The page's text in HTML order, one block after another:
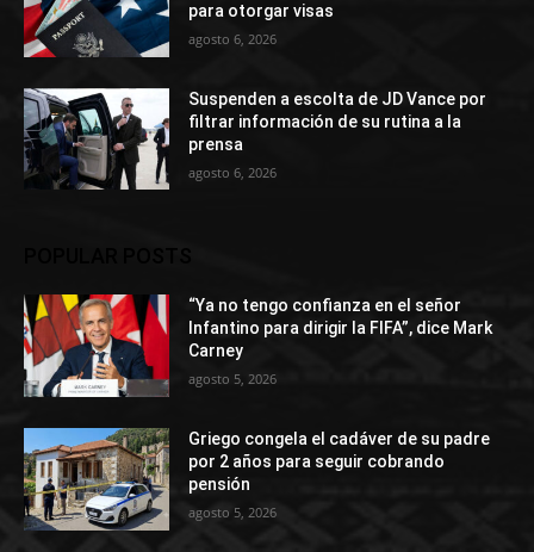
para otorgar visas
agosto 6, 2026
Suspenden a escolta de JD Vance por
filtrar información de su rutina a la
prensa
agosto 6, 2026
“Ya no tengo confianza en el señor
Infantino para dirigir la FIFA”, dice Mark
Carney
agosto 5, 2026
Griego congela el cadáver de su padre
por 2 años para seguir cobrando
pensión
agosto 5, 2026